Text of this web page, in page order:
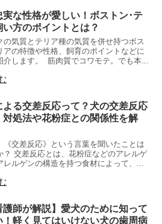
実な性格が愛しい！ボストン･テ
い方のポイントとは？
の気質とテリア種の気質を併せ持つボス
アの特徴や性格、飼育のポイントなどに
介します。 筋肉質でコワモテ。でも本...
よる交差反応って？犬の交差反応
対処法や花粉症との関係性を解
《交差反応》という言葉を聞いたことは
？ 交差反応とは、花粉症などのアレルゲ
レルゲンの構造を持つ食材によって、...
護師が解説】愛犬のために知って
！軽く見てはいけない犬の歯周病